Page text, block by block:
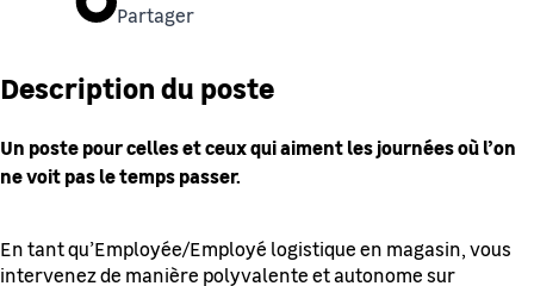
Partager
Description du poste
Un poste pour celles et ceux qui aiment les journées où l’on
ne voit pas le temps passer.
En tant qu’Employée/Employé logistique en magasin, vous
intervenez de manière polyvalente et autonome sur